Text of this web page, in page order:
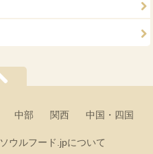
中部 関西 中国・四国
ソウルフード.jpについて